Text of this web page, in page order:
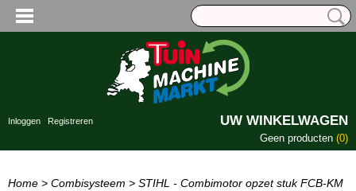
Inloggen Registreren UW WINKELWAGEN
Geen producten (0)
Home > Combisysteem > STIHL - Combimotor opzet stuk FCB-KM